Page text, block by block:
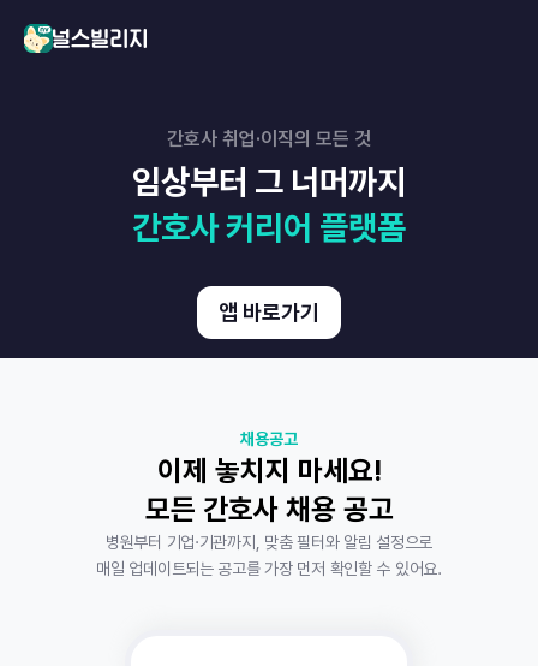
간호사 취업·이직의 모든 것
임상부터 그 너머까지
간호사 커리어 플랫폼
앱 바로가기
채용공고
이제 놓치지 마세요!
모든 간호사 채용 공고
병원부터 기업·기관까지, 맞춤 필터와 알림 설정으로
매일 업데이트되는 공고를 가장 먼저 확인할 수 있어요.